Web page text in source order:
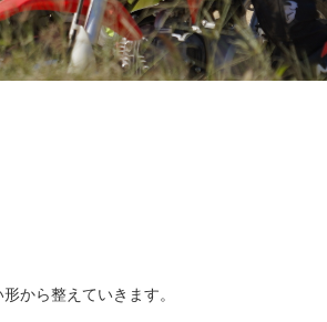
から整えていきます。